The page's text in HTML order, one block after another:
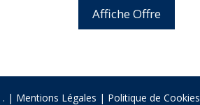
Affiche Offre
. | Mentions Légales | Politique de Cookies